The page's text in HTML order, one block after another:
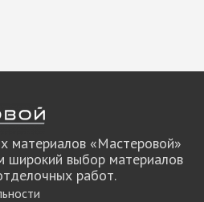
материалов «Мастеровой»
широкий выбор материалов
работ.